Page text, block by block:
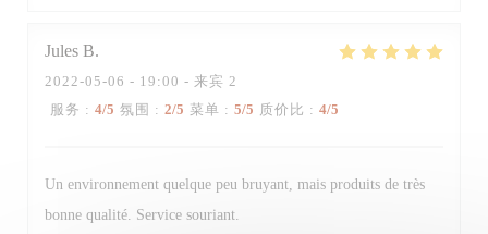
Jules B
2022-05-06 - 19:00 - 来宾 2
服务 : 4/5 氛围 : 2/5 菜单 : 5/5 质价比 : 4/5
Un environnement quelque peu bruyant, mais produits de très
bonne qualité. Service souriant.